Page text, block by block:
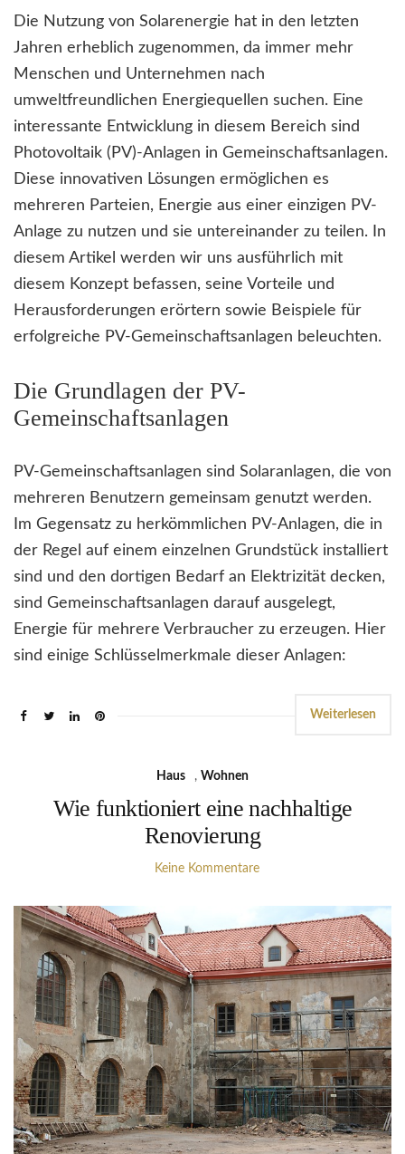
Die Nutzung von Solarenergie hat in den letzten
Jahren erheblich zugenommen, da immer mehr
Menschen und Unternehmen nach
umweltfreundlichen Energiequellen suchen. Eine
interessante Entwicklung in diesem Bereich sind
Photovoltaik (PV)-Anlagen in Gemeinschaftsanlagen.
Diese innovativen Lösungen ermöglichen es
mehreren Parteien, Energie aus einer einzigen PV-
Anlage zu nutzen und sie untereinander zu teilen. In
diesem Artikel werden wir uns ausführlich mit
diesem Konzept befassen, seine Vorteile und
Herausforderungen erörtern sowie Beispiele für
erfolgreiche PV-Gemeinschaftsanlagen beleuchten.
Die Grundlagen der PV-
Gemeinschaftsanlagen
PV-Gemeinschaftsanlagen sind Solaranlagen, die von
mehreren Benutzern gemeinsam genutzt werden.
Im Gegensatz zu herkömmlichen PV-Anlagen, die in
der Regel auf einem einzelnen Grundstück installiert
sind und den dortigen Bedarf an Elektrizität decken,
sind Gemeinschaftsanlagen darauf ausgelegt,
Energie für mehrere Verbraucher zu erzeugen. Hier
sind einige Schlüsselmerkmale dieser Anlagen:
Weiterlesen
Haus , Wohnen
Wie funktioniert eine nachhaltige
Renovierung
Keine Kommentare